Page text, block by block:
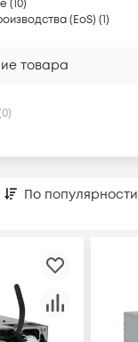
(10)
(EoS) (1)
товара
По популярности